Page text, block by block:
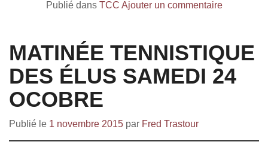
Publié dans TCC Ajouter un commentaire
MATINÉE TENNISTIQUE
DES ÉLUS SAMEDI 24
OCOBRE
Publié le 1 novembre 2015 par Fred Trastour